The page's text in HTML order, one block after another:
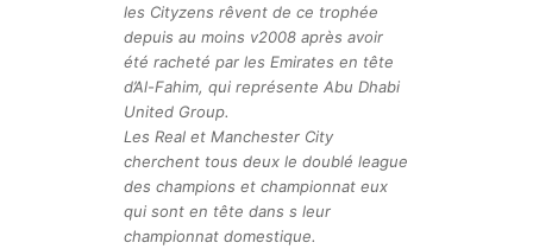
les Cityzens rêvent de ce trophée
depuis au moins v2008 après avoir
été racheté par les Emirates en tête
d’Al-Fahim, qui représente Abu Dhabi
United Group.
Les Real et Manchester City
cherchent tous deux le doublé league
des champions et championnat eux
qui sont en tête dans s leur
championnat domestique.